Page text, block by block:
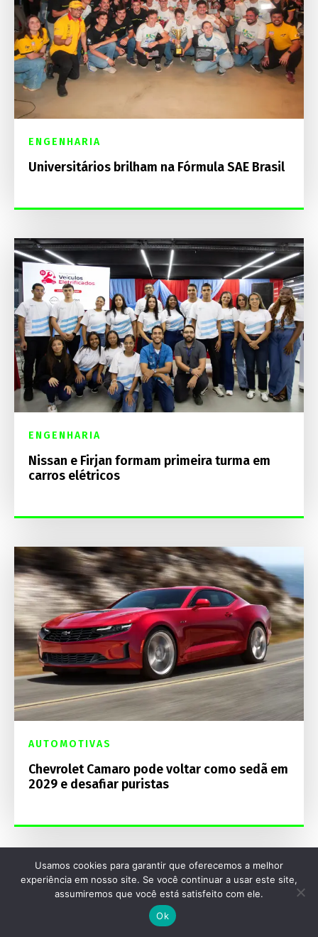
ENGENHARIA
Universitários brilham na Fórmula SAE Brasil
ENGENHARIA
Nissan e Firjan formam primeira turma em
carros elétricos
AUTOMOTIVAS
Chevrolet Camaro pode voltar como sedã em
2029 e desafiar puristas
Usamos cookies para garantir que oferecemos a melhor
experiência em nosso site. Se você continuar a usar este site,
assumiremos que você está satisfeito com ele.
Ok